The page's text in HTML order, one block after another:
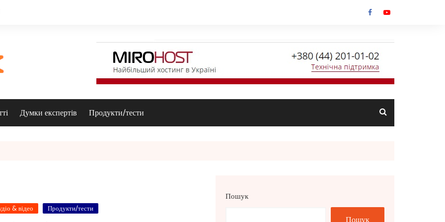
Думки експертів Продукти/тести
& відео Продукти/тести
Пошук
Пошук